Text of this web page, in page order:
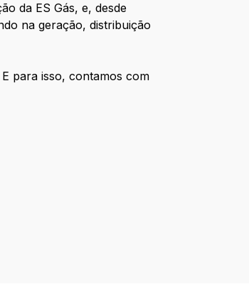
da ES Gás, e, desde
na geração, distribuição
para isso, contamos com